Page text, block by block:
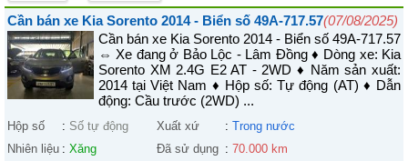
Cần bán xe Kia Sorento 2014 - Biển số 49A-717.57(07/08/2025)
Cần bán xe Kia Sorento 2014 - Biển số 49A-717.57
⇔ Xe đang ở Bảo Lộc - Lâm Đồng ♦ Dòng xe: Kia
Sorento XM 2.4G E2 AT - 2WD ♦ Năm sản xuất:
2014 tại Việt Nam ♦ Hộp số: Tự động (AT) ♦ Dẫn
động: Cầu trước (2WD) ...
Hộp số : Số tự động Xuất xứ : Trong nước
Nhiên liệu : Xăng Đã sử dụng : 70.000 km